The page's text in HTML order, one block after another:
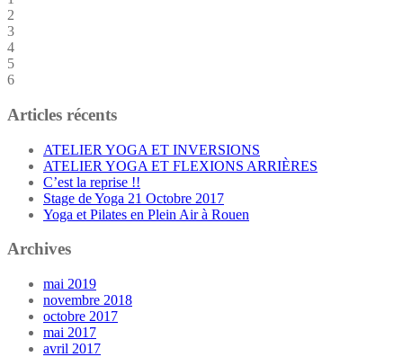
2
3
4
5
6
Articles récents
ATELIER YOGA ET INVERSIONS
ATELIER YOGA ET FLEXIONS ARRIÈRES
C’est la reprise !!
Stage de Yoga 21 Octobre 2017
Yoga et Pilates en Plein Air à Rouen
Archives
mai 2019
novembre 2018
octobre 2017
mai 2017
avril 2017